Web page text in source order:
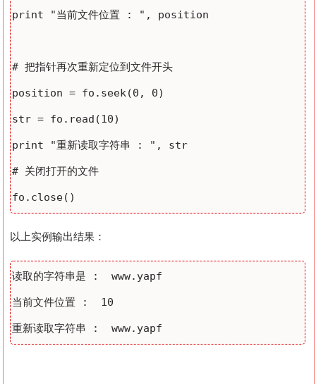
print "当前文件位置 : ", position
# 把指针再次重新定位到文件开头
position = fo.seek(0, 0)
str = fo.read(10)
print "重新读取字符串 : ", str
# 关闭打开的文件
以上实例输出结果：
读取的字符串是 :  www.yapf
当前文件位置 :  10